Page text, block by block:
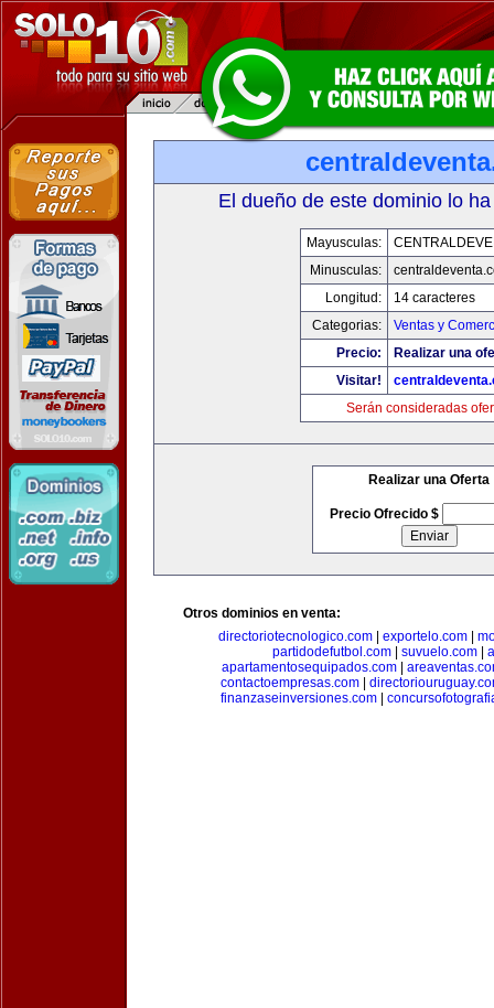
El dueño de este dominio lo
Mayusculas:
Minusculas:
Longitud:
14 caracteres
Categorias:
Ventas y
Precio:
Realizar una
Visitar!
Serán consideradas
Realizar una Oferta
Precio Ofrecido $
Otros dominios en venta:
directoriotecnologico.com
exportelo.com
partidodefutbol.com| suvuelo.com|
apartamentosequipados.com|
contactoempresas.com
finanzaseinversiones.com